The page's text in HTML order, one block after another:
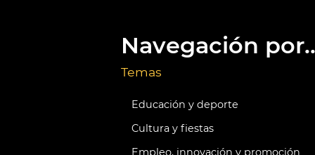
Navegación
Temas
Educación y deporte
Cultura y fiestas
Empleo, innovación y promoción